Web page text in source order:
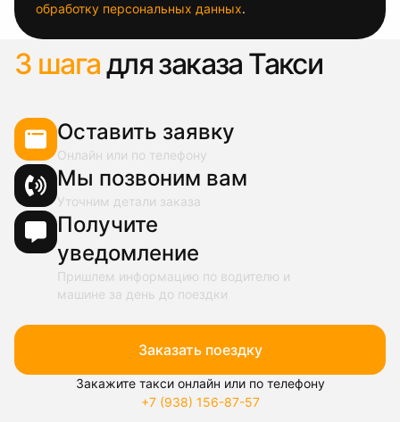
обработку персональных данных.
3 шагадля заказа Такси
Оставить заявку
Онлайн или по телефону
Мы позвоним вам
Уточним детали заказа
Получите
уведомление
Пришлем информацию по водителю и
машине за день до поездки
Заказать поездку
Закажите такси онлайн или по телефону
+7 (938) 156-87-57